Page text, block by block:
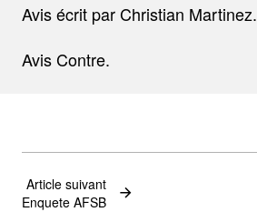
Avis écrit par Christian Martinez.
Avis Contre.
Article suivant
Enquete AFSB